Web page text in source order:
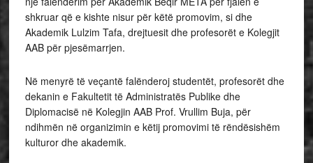
shkruar që e kishte nisur për këtë promovim, si dhe
Akademik Lulzim Tafa, drejtuesit dhe profesorët e Kolegjit
AAB për pjesëmarrjen.
Në menyrë të veçantë falënderoj studentët, profesorët dhe
dekanin e Fakultetit të Administratës Publike dhe
Diplomacisë në Kolegjin AAB Prof. Vrullim Buja, për
ndihmën në organizimin e këtij promovimi të rëndësishëm
kulturor dhe akademik.